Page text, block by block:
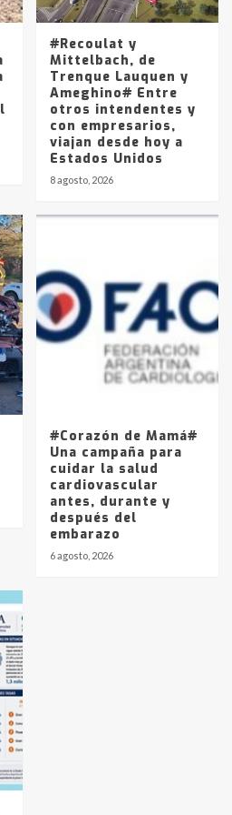
1338 pesos
#Recoulat y
Mittelbach, de
Trenque Lauquen y
Ameghino# Entre
otros intendentes y
con empresarios,
viajan desde hoy a
Estados Unidos
8 agosto, 2026
#Corazón de Mamá#
Una campaña para
cuidar la salud
cardiovascular
antes, durante y
después del
embarazo
6 agosto, 2026